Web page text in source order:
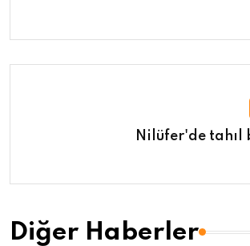
Nilüfer'de tahıl
Diğer Haberler